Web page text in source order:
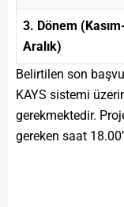
3. Dönem
Aralık)
Belirtilen son
KAYS sistemi
gerekmektedir.
gereken saat